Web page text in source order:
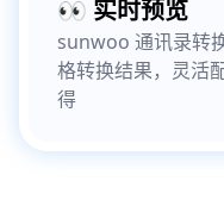
👀 实时预览
sunwoo 通讯录转
格转换结果，灵活
得